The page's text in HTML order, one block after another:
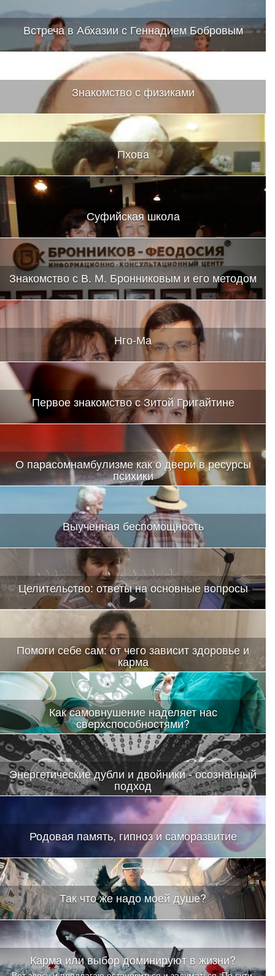
Встреча в Абхазии с Геннадием Бобровым
Знакомство с физиками
Пхова
Суфийская школа
Знакомство с В. М. Бронниковым и его методом
Нго-Ма
Первое знакомство с Зитой Григайтине
О парасомнамбулизме как о двери в ресурсы
психики
Выученная беспомощность
Целительство: ответы на основные вопросы
Помоги себе сам: от чего зависит здоровье и
карма
Как самовнушение наделяет нас
сверхспособностями?
Энергетические дубли и двойники - осознанный
подход
Родовая память, гипноз и саморазвитие
Так что же надо моей душе?
Карма или выбор доминируют в жизни?